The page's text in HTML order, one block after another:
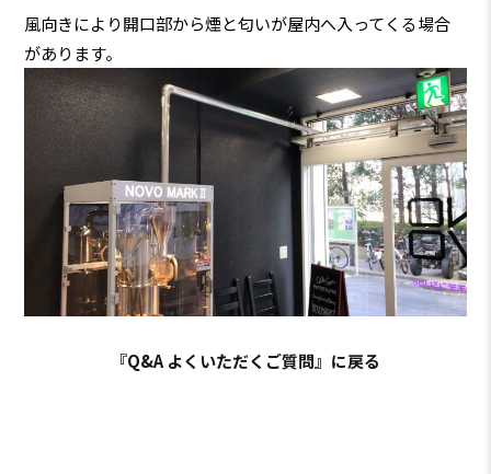
風向きにより開口部から煙と匂いが屋内へ入ってくる場合
があります。
『Q&A よくいただくご質問』に戻る